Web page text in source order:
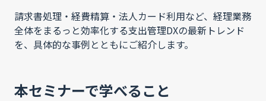
請求書処理・経費精算・法人カード利用など、経理業務
全体をまるっと効率化する支出管理DXの最新トレンド
を、具体的な事例とともにご紹介します。
本セミナーで学べること